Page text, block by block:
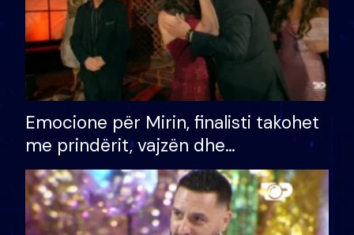
Emocione për Mirin, finalisti takohet
me prindërit, vajzën dhe
bashkëshorten: S’kemi ndonjë letër
divorci apo jo?